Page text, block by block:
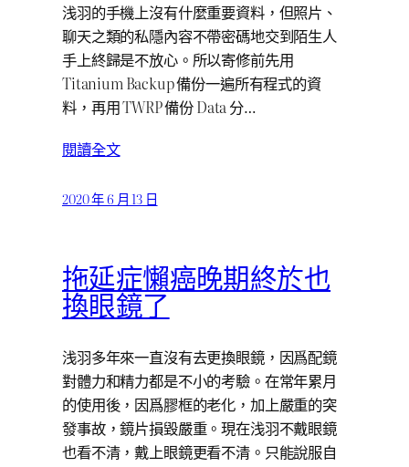
浅羽的手機上沒有什麼重要資料，但照片、
聊天之類的私隱內容不帶密碼地交到陌生人
手上終歸是不放心。所以寄修前先用
Titanium Backup 備份一遍所有程式的資
料，再用 TWRP 備份 Data 分…
閱讀全文
2020 年 6 月 13 日
拖延症懶癌晚期終於也
換眼鏡了
浅羽多年來一直沒有去更換眼鏡，因爲配鏡
對體力和精力都是不小的考驗。在常年累月
的使用後，因爲膠框的老化，加上嚴重的突
發事故，鏡片損毀嚴重。現在浅羽不戴眼鏡
也看不清，戴上眼鏡更看不清。只能說服自